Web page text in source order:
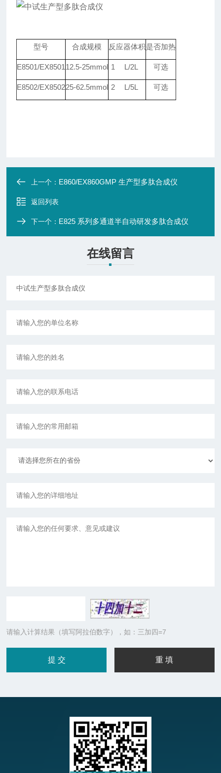
型号 合成规模 反应器体积是否加热
E8501/EX8501 12.5-25mmol 1 L/2L 可选
E8502/EX850225-62.5mmol 2 L/5L 可选
上一个： E860/EX860GMP 生产型多肽合成仪
返回列表
下一个： E825 系列多通道半自动研发多肽合成仪
在线留言
请输入计算结果（填写阿拉伯数字），如：三加四=7